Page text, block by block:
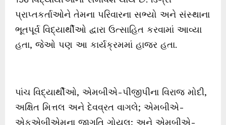
પ્રાપ્તકર્તાઓને તેમના પરિવારના સભ્યો અને સંસ્થાના
ભૂતપૂર્વ વિદ્યાર્થીઓ દ્વારા ઉત્સાહિત કરવામાં આવ્યા
હતા, જેઓ પણ આ કાર્યક્રમમાં હાજર હતા.
પાંચ વિદ્યાર્થીઓ, એમબીએ-પીજીપીના વિરાજ મોદી,
અક્ષિત મિત્તલ અને દેવવ્રત વાગલે; એમબીએ-
એફએબીએમના જાગૃતિ ગોયલ; અને એમબીએ-